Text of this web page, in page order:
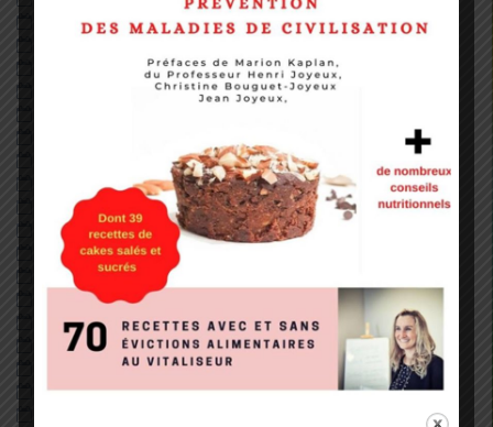
août 2022
juillet 2020
juin 2020
mai 2020
avril 2020
février 2020
janvier 2020
décembre 2019
juillet 2019
mai 2019